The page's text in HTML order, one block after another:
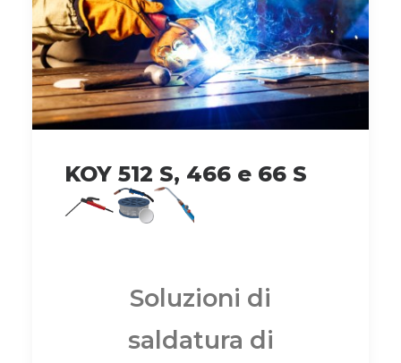
KOY 512 S, 466 e 66 S
Soluzioni di
saldatura di